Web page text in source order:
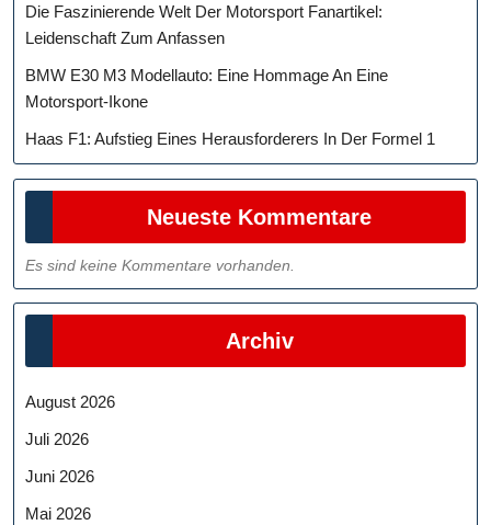
Die Faszinierende Welt Der Motorsport Fanartikel:
Leidenschaft Zum Anfassen
BMW E30 M3 Modellauto: Eine Hommage An Eine
Motorsport-Ikone
Haas F1: Aufstieg Eines Herausforderers In Der Formel 1
Neueste Kommentare
Es sind keine Kommentare vorhanden.
Archiv
August 2026
Juli 2026
Juni 2026
Mai 2026